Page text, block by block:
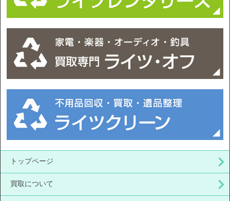
トップページ
買取について